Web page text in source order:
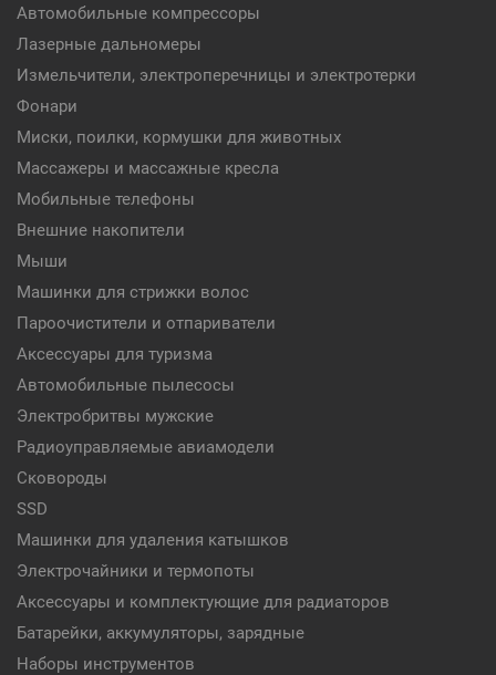
Автомобильные компрессоры
Лазерные дальномеры
Измельчители, электроперечницы и электротерки
Фонари
Миски, поилки, кормушки для животных
Массажеры и массажные кресла
Мобильные телефоны
Внешние накопители
Мыши
Машинки для стрижки волос
Пароочистители и отпариватели
Аксессуары для туризма
Автомобильные пылесосы
Электробритвы мужские
Радиоуправляемые авиамодели
Сковороды
SSD
Машинки для удаления катышков
Электрочайники и термопоты
Аксессуары и комплектующие для радиаторов
Батарейки, аккумуляторы, зарядные
Наборы инструментов